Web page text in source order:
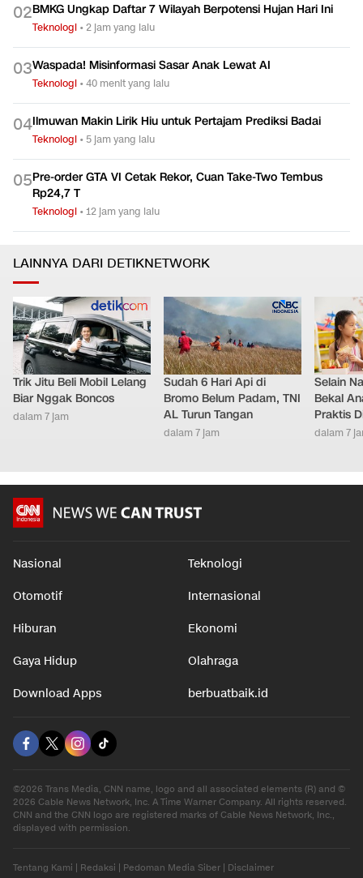
02BMKG Ungkap Daftar 7 Wilayah Berpotensi Hujan Hari Ini
Teknologi •2 jam yang lalu
03Waspada! Misinformasi Sasar Anak Lewat AI
Teknologi •40 menit yang lalu
04Ilmuwan Makin Lirik Hiu untuk Pertajam Prediksi Badai
Teknologi • 5 jam yang lalu
05Pre-order GTA VI Cetak Rekor, Cuan Take-Two Tembus
Rp24,7 T
Teknologi •12 jam yang lalu
LAINNYA DARI DETIKNETWORK
Trik Jitu Beli Mobil Lelang
Biar Nggak Boncos
dalam 7 jam
Sudah 6 Hari Api di
Bromo Belum Padam, TNI
AL Turun Tangan
dalam 7 jam
Selain
Bekal
Praktis
dalam 7
Nasional Teknologi
Otomotif Internasional
Hiburan Ekonomi
Gaya Hidup Olahraga
Download Apps berbuatbaik.id
©2026 Trans Media, CNN name, logo and all associated elements (R) and ©
2026 Cable News Network, Inc. A Time Warner Company. All rights reserved.
CNN and the CNN logo are registered marks of Cable News Network, Inc.,
displayed with permission.
Tentang Kami | Redaksi | Pedoman Media Siber | Disclaimer